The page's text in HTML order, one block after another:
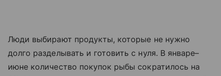
Люди выбирают продукты, которые не нужно
долго разделывать и готовить с нуля. В январе–
июне количество покупок рыбы сократилось на